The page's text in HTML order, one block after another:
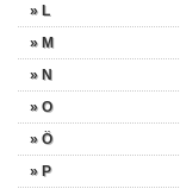
» L
» M
» N
» O
» Ö
» P